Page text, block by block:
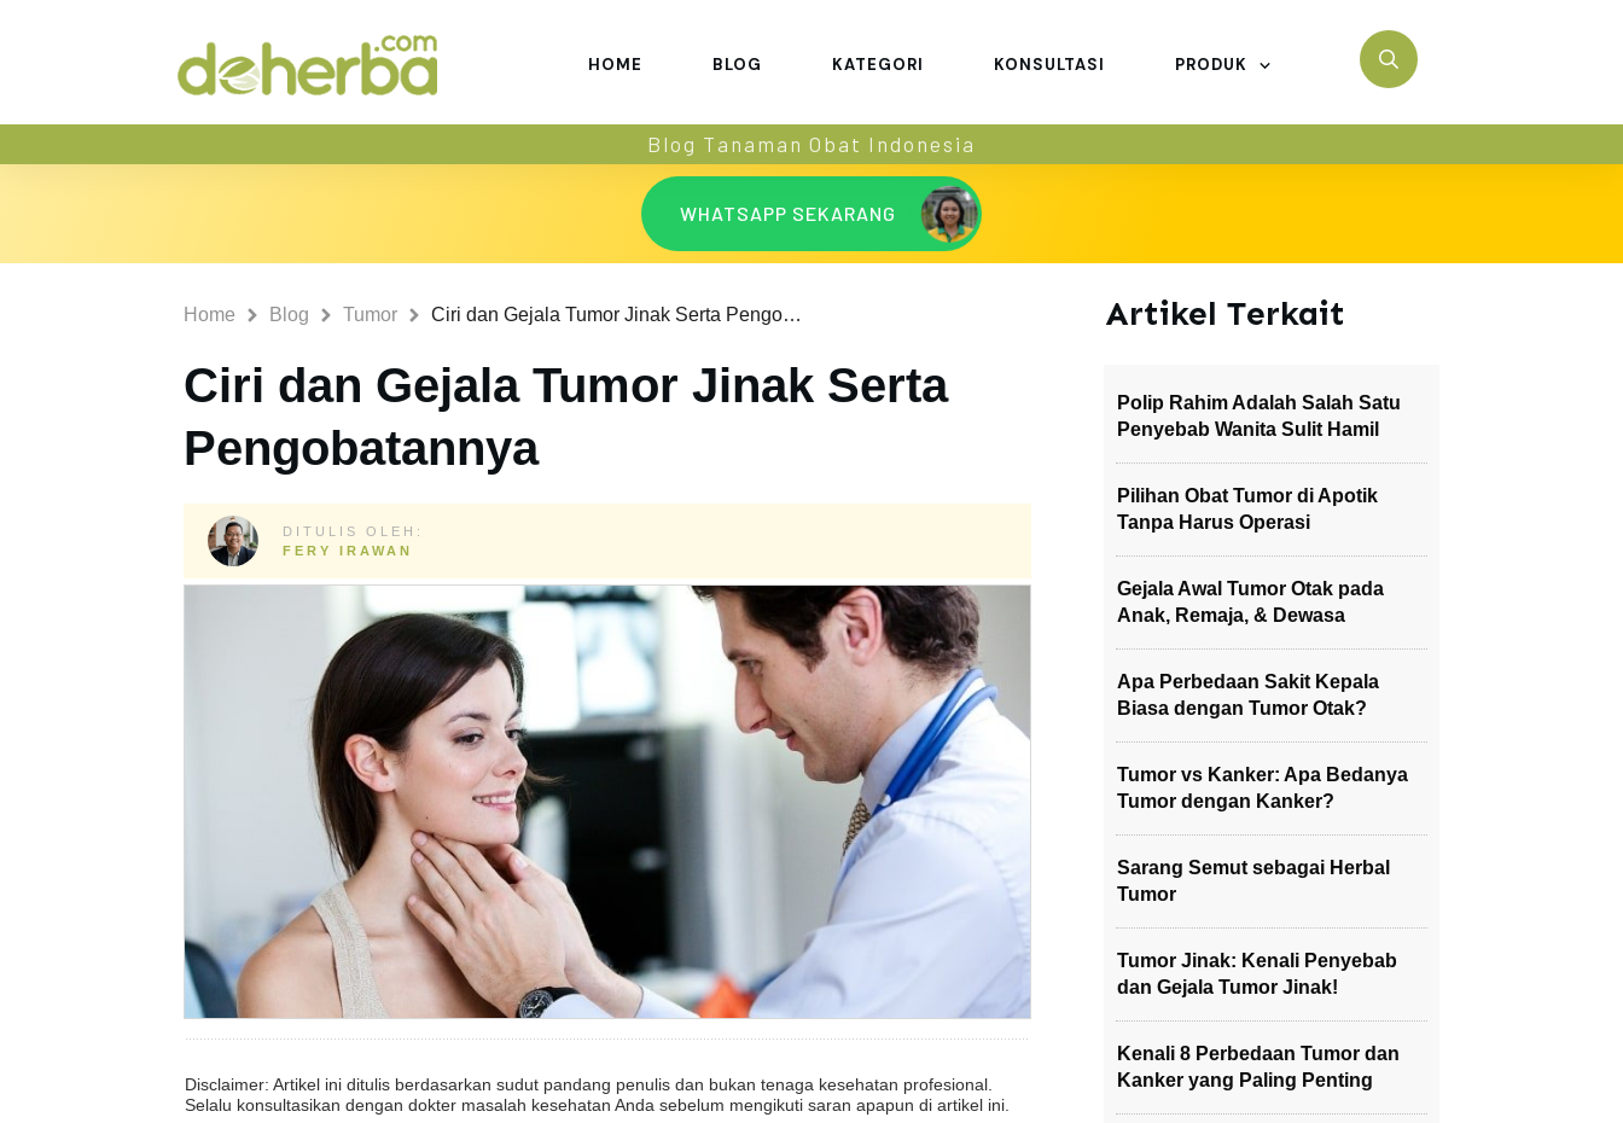
HOME BLOG KATEGORI KONSULTASI PRODUK
Blog Tanaman Obat Indonesia
WHATSAPP SEKARANG
Home Blog Tumor Ciri dan Gejala Tumor Jinak Serta Pengobatannya
Ciri dan Gejala Tumor Jinak Serta
Pengobatannya
DITULIS OLEH:
FERY IRAWAN
Disclaimer: Artikel ini ditulis berdasarkan sudut pandang penulis dan bukan tenaga kesehatan profesional.
Selalu konsultasikan dengan dokter masalah kesehatan Anda sebelum mengikuti saran apapun di artikel ini.
Artikel Terkait
Polip Rahim Adalah Salah Satu
Penyebab Wanita Sulit Hamil
Pilihan Obat Tumor di Apotik
Tanpa Harus Operasi
Gejala Awal Tumor Otak pada
Anak, Remaja, & Dewasa
Apa Perbedaan Sakit Kepala
Biasa dengan Tumor Otak?
Tumor vs Kanker: Apa Bedanya
Tumor dengan Kanker?
Sarang Semut sebagai Herbal
Tumor
Tumor Jinak: Kenali Penyebab
dan Gejala Tumor Jinak!
Kenali 8 Perbedaan Tumor dan
Kanker yang Paling Penting